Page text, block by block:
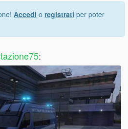
Accedi o registrati per poter
: